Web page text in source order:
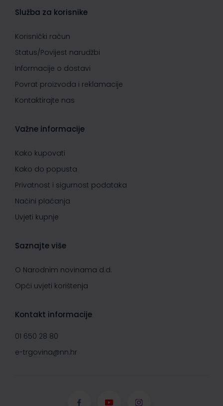
Služba za korisnike
Korisnički račun
Status/Povijest narudžbi
Informacije o dostavi
Povrat proizvoda i reklamacije
Kontaktirajte nas
Važne informacije
Kako kupovati
Kako do popusta
Privatnost i sigurnost podataka
Načini plaćanja
Uvjeti kupnje
Saznajte više
O Narodnim novinama d.d.
Opći uvjeti korištenja
Kontakt informacije
01 650 28 80
e-trgovina@nn.hr